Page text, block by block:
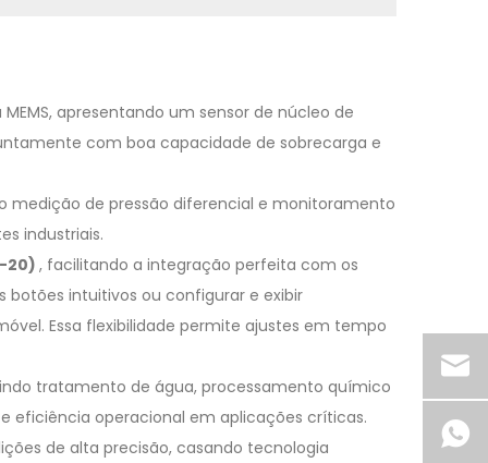
apresentando um sensor de núcleo de
com boa capacidade de sobrecarga e
medição de pressão diferencial e monitoramento
industriais.
20) , facilitando a integração perfeita com os
intuitivos ou configurar e exibir
Essa flexibilidade permite ajustes em tempo
tratamento de água, processamento químico
eficiência operacional em aplicações críticas.
de alta precisão, casando tecnologia